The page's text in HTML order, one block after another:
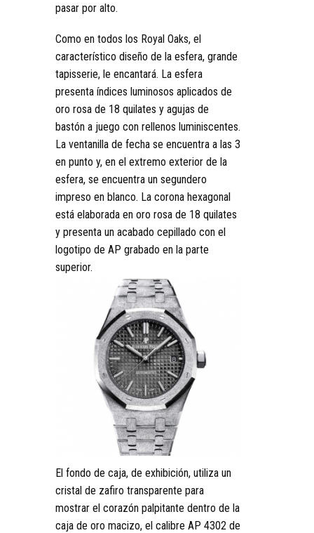
pasar por alto.
Como en todos los Royal Oaks, el
característico diseño de la esfera, grande
tapisserie, le encantará. La esfera
presenta índices luminosos aplicados de
oro rosa de 18 quilates y agujas de
bastón a juego con rellenos luminiscentes.
La ventanilla de fecha se encuentra a las 3
en punto y, en el extremo exterior de la
esfera, se encuentra un segundero
impreso en blanco. La corona hexagonal
está elaborada en oro rosa de 18 quilates
y presenta un acabado cepillado con el
logotipo de AP grabado en la parte
superior.
El fondo de caja, de exhibición, utiliza un
cristal de zafiro transparente para
mostrar el corazón palpitante dentro de la
caja de oro macizo, el calibre AP 4302 de